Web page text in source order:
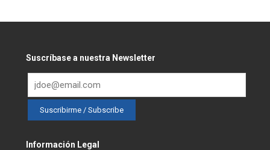
Suscríbase a nuestra Newsletter
Información Legal